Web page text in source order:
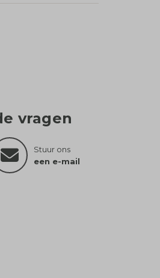
vragen
Stuur ons
een e-mail